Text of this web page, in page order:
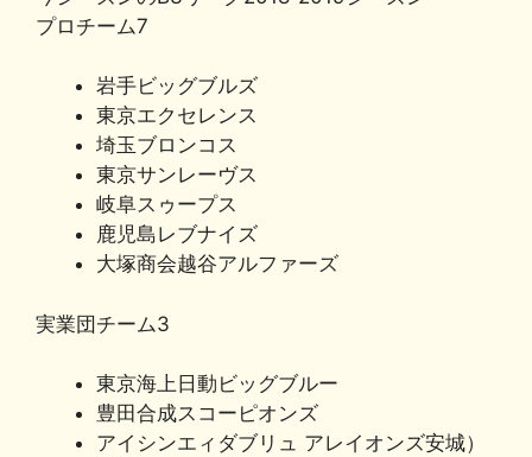
プロチーム7
岩手ビッグブルズ
東京エクセレンス
埼玉ブロンコス
東京サンレーヴス
岐阜スゥープス
鹿児島レブナイズ
大塚商会越谷アルファーズ
実業団チーム3
東京海上日動ビッグブルー
豊田合成スコーピオンズ
アイシンエィダブリュ アレイオンズ安城）